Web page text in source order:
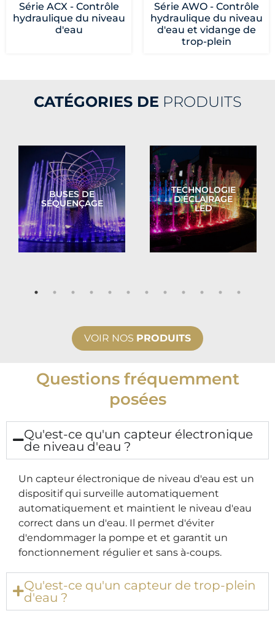
Série ACX - Contrôle
hydraulique du niveau
d'eau
Série AWO - Contrôle
hydraulique du niveau
d'eau et vidange de
trop-plein
CATÉGORIES DE PRODUITS
BUSES DE
SÉQUENÇAGE
TECHNOLOGIE
D'ÉCLAIRAGE
LED
VOIR NOS PRODUITS
Questions fréquemment
posées
Qu'est-ce qu'un capteur électronique
de niveau d'eau ?
Un capteur électronique de niveau d'eau est un
dispositif qui surveille automatiquement
automatiquement et maintient le niveau d'eau
correct dans un d'eau. Il permet d'éviter
d'endommager la pompe et et garantit un
fonctionnement régulier et sans à-coups.
Qu'est-ce qu'un capteur de trop-plein
d'eau ?